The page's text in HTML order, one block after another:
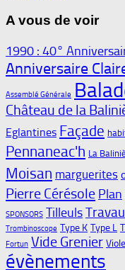
A vous de voir
1990 : 40°
Anniversaire
Assemblé Générale
Château de la
Eglantines Façade
Pennaneac'h La
Moisan marguerites
Pierre Cérésole Plan
SPONSORS Tilleuls
Trombinoscope Type K Type L
Fortun Vide Grenier
évènements